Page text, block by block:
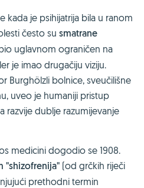
kada je psihijatrija bila u ranom
često su smatrane
uglavnom ograničen na
je imao drugačiju viziju.
Burghölzli bolnice, sveučilišne
uveo je humaniji pristup
razvije dublje razumijevanje
medicini dogodio se 1908.
"shizofrenija" (od grčkih riječi
prethodni termin